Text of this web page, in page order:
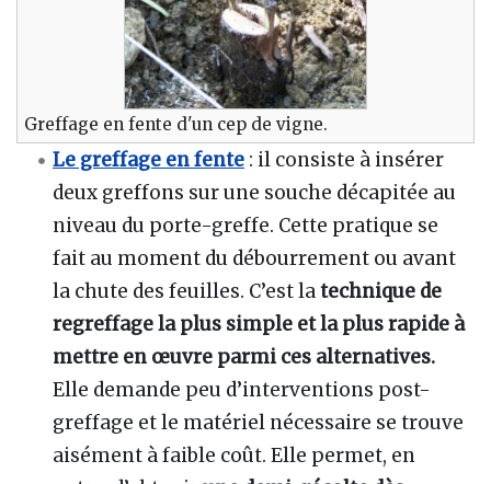
Greffage en fente d'un cep de vigne.
Le greffage en fente : il consiste à insérer
deux greffons sur une souche décapitée au
niveau du porte-greffe. Cette pratique se
fait au moment du débourrement ou avant
la chute des feuilles. C’est latechnique de
regreffage la plus simple et la plus rapide à
mettre en œuvre parmi ces alternatives.
Elle demande peu d’interventions post-
greffage et le matériel nécessaire se trouve
aisément à faible coût. Elle permet, en